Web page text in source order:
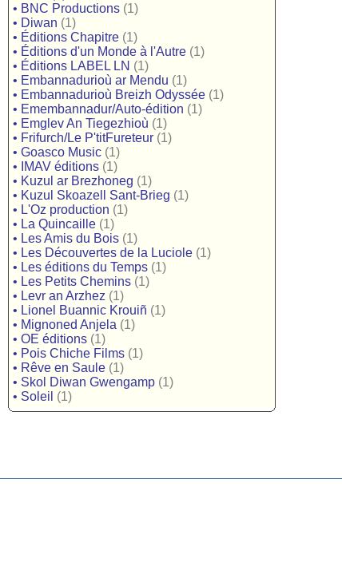
• BNC Productions (1)
• Diwan (1)
• Éditions Chapitre (1)
• Éditions d'un Monde à l'Autre (1)
• Éditions LABEL LN (1)
• Embannadurioù ar Mendu (1)
• Embannadurioù Breizh Odyssée (1)
• Emembannadur/Auto-édition (1)
• Emglev An Tiegezhioù (1)
• Frifurch/Le P'titFureteur (1)
• Goasco Music (1)
•
IMAV éditions (1)
• Kuzul ar Brezhoneg (1)
• Kuzul Skoazell Sant-Brieg (1)
• L'Oz production (1)
• La Quincaille (1)
• Les Amis du Bois (1)
• Les Découvertes de la Luciole (1)
• Les éditions du Temps (1)
• Les Petits Chemins (1)
• Levr an Arzhez (1)
• Lionel Buannic Krouiñ (1)
• Mignoned Anjela (1)
• OE éditions (1)
• Pois Chiche Films (1)
• Rêve en Saule (1)
• Skol Diwan Gwengamp (1)
• Soleil (1)